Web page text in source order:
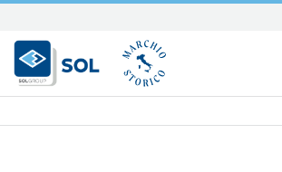
Salta
ai
contenuti.
|
alla